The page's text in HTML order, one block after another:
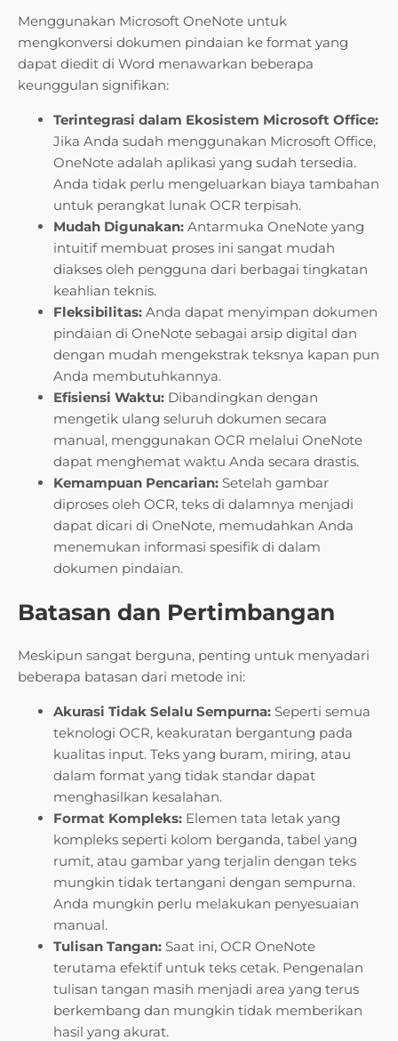
Menggunakan Microsoft OneNote untuk
mengkonversi dokumen pindaian ke format yang
dapat diedit di Word menawarkan beberapa
keunggulan signifikan:
Terintegrasi dalam Ekosistem Microsoft Office:
Jika Anda sudah menggunakan Microsoft Office,
OneNote adalah aplikasi yang sudah tersedia.
Anda tidak perlu mengeluarkan biaya tambahan
untuk perangkat lunak OCR terpisah.
Mudah Digunakan: Antarmuka OneNote yang
intuitif membuat proses ini sangat mudah
diakses oleh pengguna dari berbagai tingkatan
keahlian teknis.
Fleksibilitas: Anda dapat menyimpan dokumen
pindaian di OneNote sebagai arsip digital dan
dengan mudah mengekstrak teksnya kapan pun
Anda membutuhkannya.
Efisiensi Waktu: Dibandingkan dengan
mengetik ulang seluruh dokumen secara
manual, menggunakan OCR melalui OneNote
dapat menghemat waktu Anda secara drastis.
Kemampuan Pencarian: Setelah gambar
diproses oleh OCR, teks di dalamnya menjadi
dapat dicari di OneNote, memudahkan Anda
menemukan informasi spesifik di dalam
dokumen pindaian.
Batasan dan Pertimbangan
Meskipun sangat berguna, penting untuk menyadari
beberapa batasan dari metode ini:
Akurasi Tidak Selalu Sempurna: Seperti semua
teknologi OCR, keakuratan bergantung pada
kualitas input. Teks yang buram, miring, atau
dalam format yang tidak standar dapat
menghasilkan kesalahan.
Format Kompleks: Elemen tata letak yang
kompleks seperti kolom berganda, tabel yang
rumit, atau gambar yang terjalin dengan teks
mungkin tidak tertangani dengan sempurna.
Anda mungkin perlu melakukan penyesuaian
manual.
Tulisan Tangan: Saat ini, OCR OneNote
terutama efektif untuk teks cetak. Pengenalan
tulisan tangan masih menjadi area yang terus
berkembang dan mungkin tidak memberikan
hasil yang akurat.